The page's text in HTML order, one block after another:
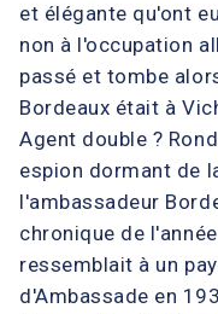
et élégante qu'ont
non à l'occupation
passé et tombe
Bordeaux était à
Agent double ?
espion dormant de
l'ambassadeur
chronique de
ressemblait à un
d'Ambassade en